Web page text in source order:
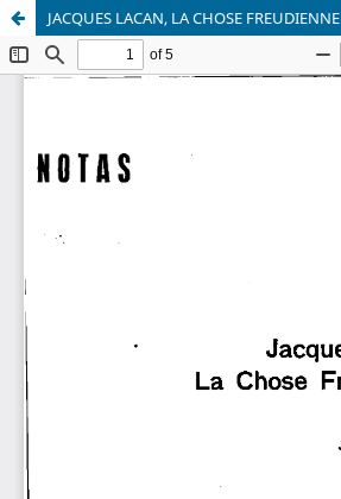
JACQUES LACAN, LA CHOSE FREUDIENNE